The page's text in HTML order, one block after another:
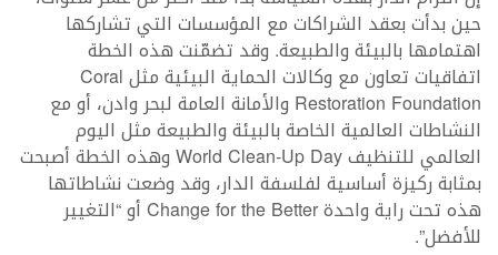
حين بدأت بعقد الشراكات مع المؤسسات التي تشاركها
اهتمامها بالبيئة والطبيعة. وقد تضمّنت هذه الخطة
اتفاقيات تعاون مع وكالات الحماية البيئية مثل Coral
Restoration Foundation والأمانة العامة لبحر وادن، أو مع
النشاطات العالمية الخاصة بالبيئة والطبيعة مثل اليوم
العالمي للتنظيف World Clean-Up Day وهذه الخطة أصبحت
بمثابة ركيزة أساسية لفلسفة الدار، وقد وضعت نشاطاتها
هذه تحت راية واحدة Change for the Better أو “التغيير
للأفضل”.